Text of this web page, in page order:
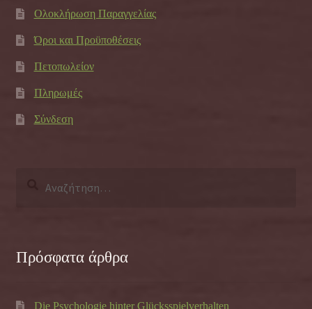
Ολοκλήρωση Παραγγελίας
Όροι και Προϋποθέσεις
Πετοπωλείον
Πληρωμές
Σύνδεση
Πρόσφατα άρθρα
Die Psychologie hinter Glücksspielverhalten